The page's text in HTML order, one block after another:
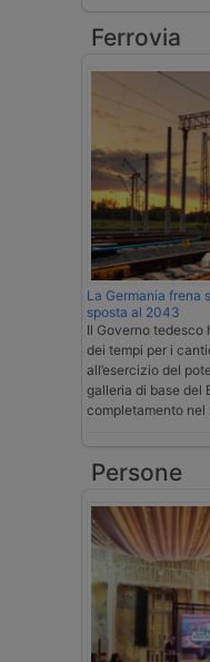
Ferrovia
La Germania frena
sposta al 2043
Il Governo tedesco
dei tempi per i
all’esercizio del
galleria di base del
completamento nel
Persone